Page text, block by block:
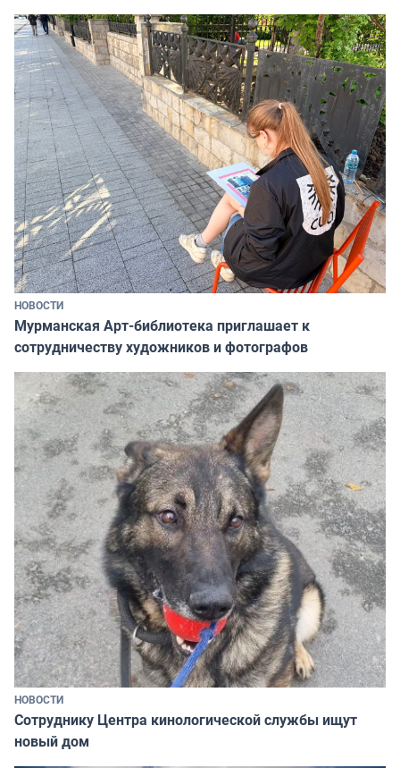
НОВОСТИ
Мурманская Арт-библиотека приглашает к
сотрудничеству художников и фотографов
НОВОСТИ
Сотруднику Центра кинологической службы ищут
новый дом